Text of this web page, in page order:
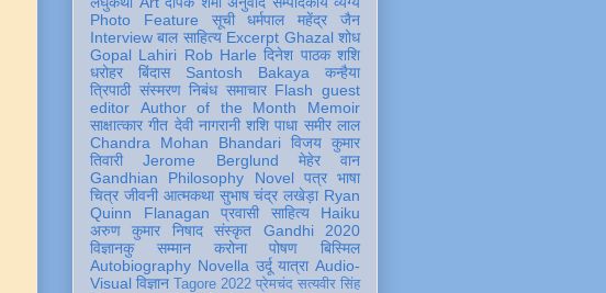
Photo Feature
सूची
धर्मपाल महेंद्र जैन
Interview बाल साहित्य Excerpt Ghazal शोध
Gopal Lahiri Rob Harle दिनेश पाठक शशि
धरोहर
बिंदास Santosh Bakaya
कन्हैया
त्रिपाठी संस्मरण निबंध समाचार Flash guest
editor
Author of the Month
Memoir
साक्षात्कार गीत देवी नागरानी शशि पाधा समीर लाल
Chandra Mohan Bhandari विजय कुमार
तिवारी
Jerome Berglund
मेहेर वान
Gandhian Philosophy
Novel पत्र भाषा
चित्र जीवनी आत्मकथा सुभाष चंद्र लखेड़ा Ryan
Quinn Flanagan
प्रवासी साहित्य
Haiku
अरुण कुमार निषाद
संस्कृत
Gandhi 2020
विज्ञानकु
सम्मान करोना पोषण
बिस्मिल
Autobiography Novella उर्दू यात्रा Audio-
Visual विज्ञान Tagore 2022 प्रेमचंद सत्यवीर सिंह